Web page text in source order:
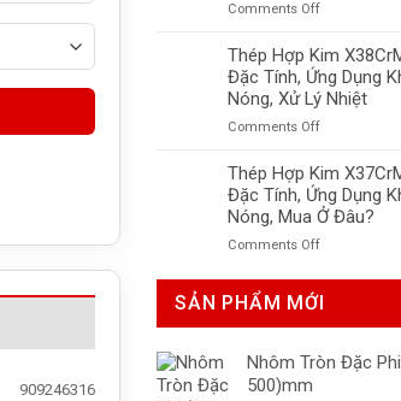
Nhất
Bền
Cao,
Xử
Ưu
Comments Offon
Hợp
Kim
X40CrMoV5-
1:
Ứng
Dụng
Khuôn
Bảng
Giá
Thép Hợp Kim
Đặc Tính, Ứng Dụng
Nóng, Xử Lý Nhiệt
Comments Offon
Hợp
Kim
X38CrMoV5-
1:
Dụng
Khuôn
Nóng,
Thép Hợp Kim
Đặc Tính, Ứng Dụng
Nóng, Mua Ở Đâu?
Comments Offon
Hợp
X37CrMoW5-
Đặc
SẢN PHẨM MỚI
Nhôm Tròn Đặc
500)mm
909246316